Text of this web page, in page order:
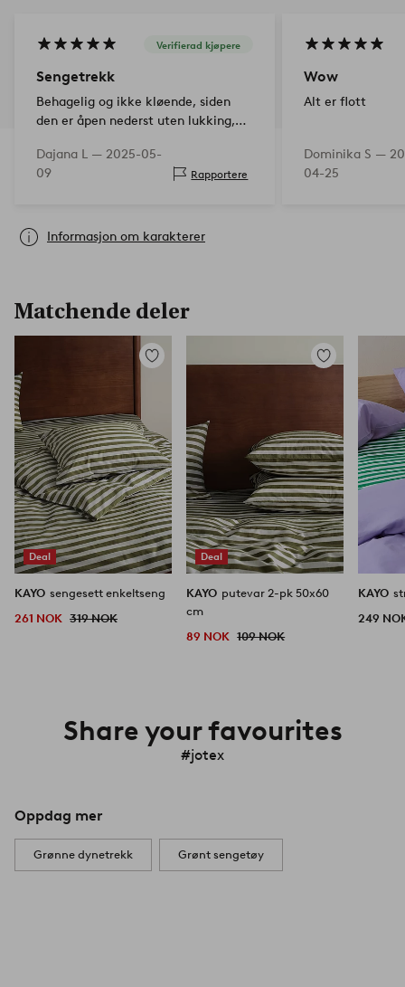
Verifierad kjøpere
Sengetrekk
Behagelig og ikke kløende, siden
den er åpen nederst uten lukking,
hånd, fungerer flott. Siden jeg visste
dette på forhånd, var det ikke noe
Dajana L — 2025-05-
09
Rapportere
Wow
Alt er flott
Dominika S —
04-25
Informasjon om karakterer
Matchende deler
Deal
Legg
KAYO sengesett enkeltseng
261 NOK 319 NOK
Deal
Legg
KAYO putevar 2-pk 50x60
cm
89 NOK 109 NOK
KAYO
249
Share your favourites
#jotex
Oppdag mer
Grønne dynetrekk Grønt sengetøy